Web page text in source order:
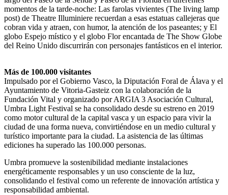
momentos de la tarde-noche: Las farolas vivientes (The living lamp
post) de Theatre Illuminiere recuerdan a esas estatuas callejeras que
cobran vida y atraen, con humor, la atención de los paseantes; y El
globo Espejo místico y el globo Flor encantada de The Show Globe
del Reino Unido discurrirán con personajes fantásticos en el interior.
Más de 100.000 visitantes
Impulsado por el Gobierno Vasco, la Diputación Foral de Álava y el
Ayuntamiento de Vitoria-Gasteiz con la colaboración de la
Fundación Vital y organizado por ARGIA 3 Asociación Cultural,
Umbra Light Festival se ha consolidado desde su estreno en 2019
como motor cultural de la capital vasca y un espacio para vivir la
ciudad de una forma nueva, convirtiéndose en un medio cultural y
turístico importante para la ciudad. La asistencia de las últimas
ediciones ha superado las 100.000 personas.
Umbra promueve la sostenibilidad mediante instalaciones
energéticamente responsables y un uso consciente de la luz,
consolidando el festival como un referente de innovación artística y
responsabilidad ambiental.